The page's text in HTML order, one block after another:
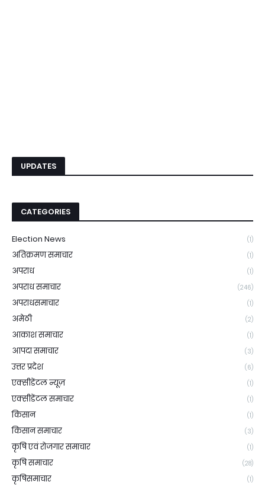
UPDATES
CATEGORIES
Election News (1)
अतिक्रमण समाचार (1)
अपराध (1)
अपराध समाचार (246)
अपराधसमाचार (1)
अमेठी (2)
आकाश समाचार (1)
आपदा समाचार (3)
उत्तर प्रदेश (6)
एक्सीडेंटल न्यूज़ (1)
एक्सीडेंटल समाचार (1)
किसान (1)
किसान समाचार (3)
कृषि एवं रोजगार समाचार (1)
कृषि समाचार (28)
कृषिसमाचार (1)